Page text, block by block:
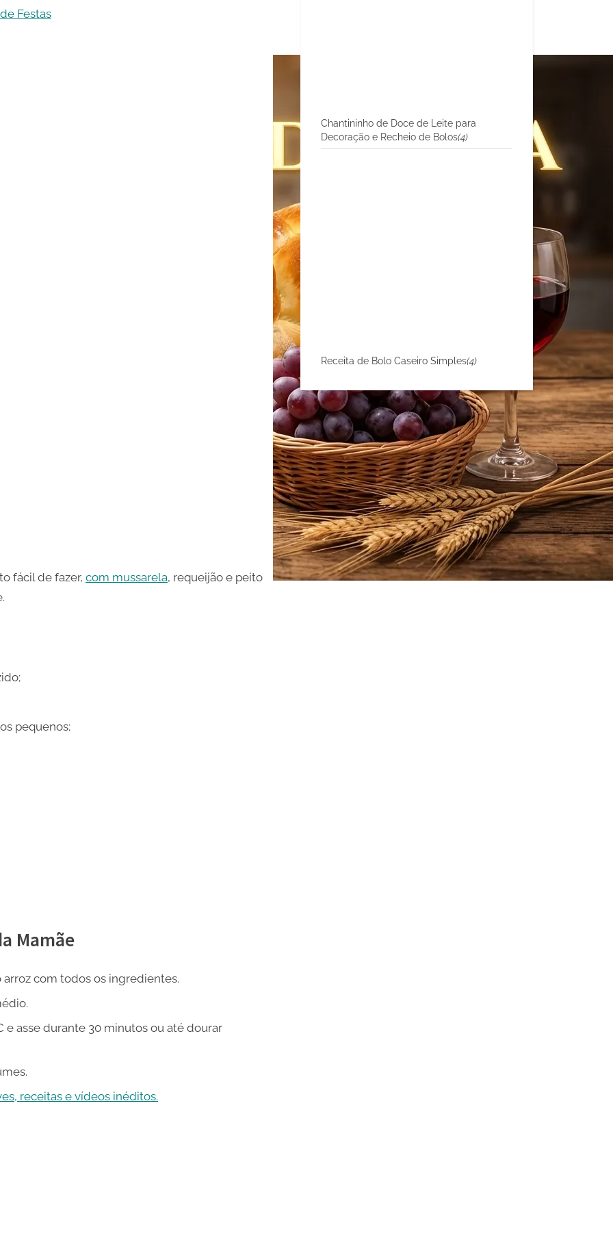
Festas
fácil de fazer, com mussarela, requeijão e peito
pequenos;
Mamãe
com todos os ingredientes.
e asse durante 30 minutos ou até dourar
receitas e vídeos inéditos.
Chantininho de Doce de Leite para
Decoração e Recheio de Bolos(4)
Receita de Bolo Caseiro Simples(4)